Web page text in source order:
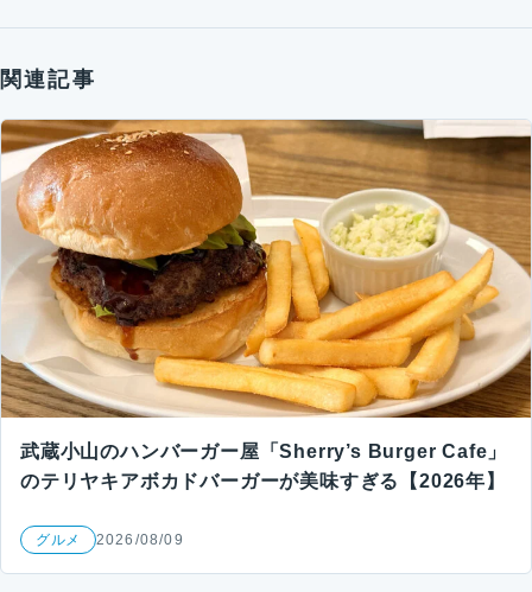
関連記事
武蔵小山のハンバーガー屋「Sherry’s Burger Cafe」
のテリヤキアボカドバーガーが美味すぎる【2026年】
グルメ 2026/08/09